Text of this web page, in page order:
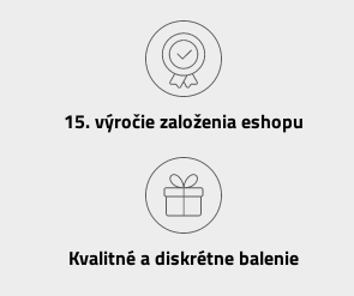
15​. výročie založenia eshopu
Kvalitné a diskrétne balenie